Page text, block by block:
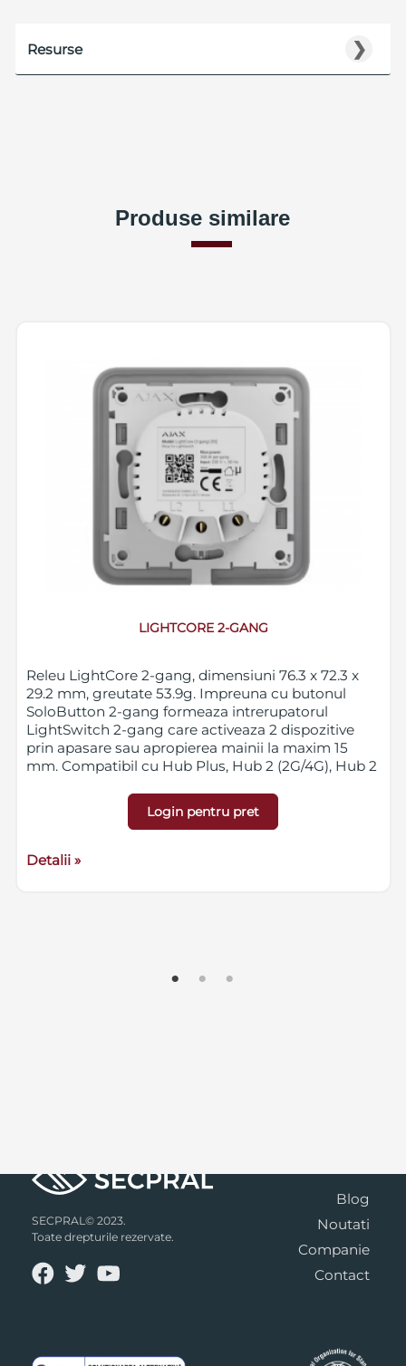
❯
Resurse
Produse similare
LIGHTCORE 2-GANG
Releu LightCore 2-gang, dimensiuni 76.3 x 72.3 x
29.2 mm, greutate 53.9g. Impreuna cu butonul
SoloButton 2-gang formeaza intrerupatorul
LightSwitch 2-gang care activeaza 2 dispozitive
prin apasare sau apropierea mainii la maxim 15
mm. Compatibil cu Hub Plus, Hub 2 (2G/4G), Hub 2
Login pentru pret
Detalii »
SECPRAL© 2023.
Toate drepturile rezervate.
Blog
Noutati
Companie
Contact